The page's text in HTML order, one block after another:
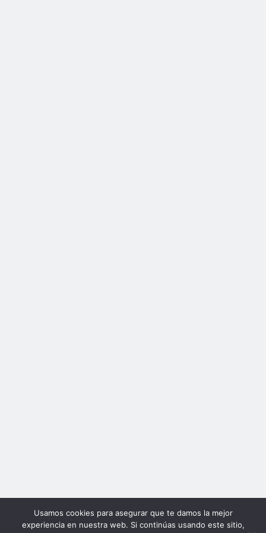
Usamos cookies para asegurar que te damos la mejor
experiencia en nuestra web. Si continúas usando este sitio,